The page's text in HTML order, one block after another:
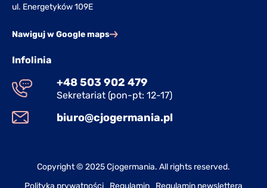
ul. Energetyków 109E
Nawiguj w Google maps
Infolinia
+48 503 902 479
Sekretariat (pon-pt: 12-17)
biuro@cjogermania.pl
Copyright © 2025 Cjogermania. All rights reserved.
Polityka prywatności
Regulamin Regulamin newslettera